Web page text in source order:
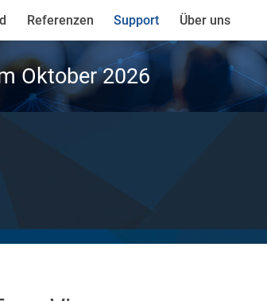
Referenzen Support Über uns
Oktober 2026